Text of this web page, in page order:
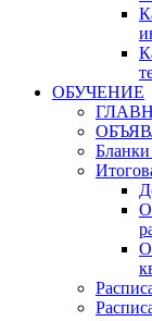
ОБУЧЕНИЕ
Бланки
О
О